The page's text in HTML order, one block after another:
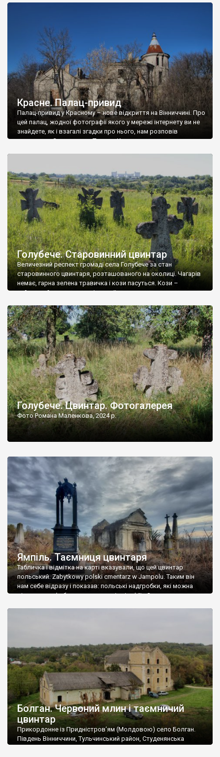
Красне. Палац-привид
Палац-привид у Красному – нове відкриття на Вінниччині. Про
цей палац, жодної фотографії якого у мережі інтернету ви не
знайдете, як і взагалі згадки про нього, нам розповів
мешканець Самгородка. Палац у Красному вразив не лише
Голубече. Старовинний цвинтар
Величезний респект громаді села Голубече за стан
старовинного цвинтаря, розташованого на околиці. Чагарів
немає, гарна зелена травичка і кози пасуться. Кози –
найкращий регулятор шкідливої, для старих кладовищ,
бруньками, кози ті бруньки обгризають, бо то улюблений
делікатес. На цвинтарі у Голубечому ціла колекція
різноманітних форм хрестів. Село відносно невелике, […]
Голубече. Цвинтар. Фотогалерея
Фото Романа Маленкова, 2024 р.
Ямпіль. Таємниця цвинтаря
Табличка і відмітка на карті вказували, що цей цвинтар
польський. Zabytkowy polski cmentarz w Jampolu. Таким він
нам себе відразу і показав: польські надгробки, які можна
віднести до фабричних, польські епітафії… Загалом цвинтар
Болган. Червоний млин і таємничий
цвинтар
Прикордонне із Придністров’ям (Молдовою) село Болган.
Південь Вінниччини, Тульчинський район, Студенянська